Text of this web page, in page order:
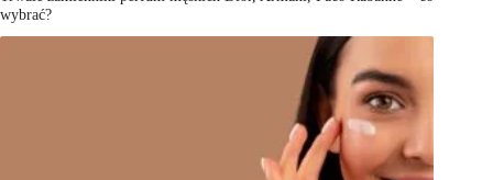
wybrać?